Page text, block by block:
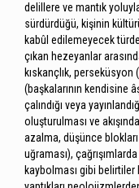
delillere ve mantık
sürdürdüğü, kişinin
kabûl edilemeyecek
çıkan hezeyanlar
kıskançlık,
(başkalarının kendisine
çalındığı veya
oluşturulması ve
azalma, düşünce
uğraması),
kaybolması gibi